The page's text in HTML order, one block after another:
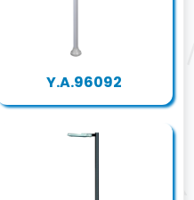
Y.A.96092